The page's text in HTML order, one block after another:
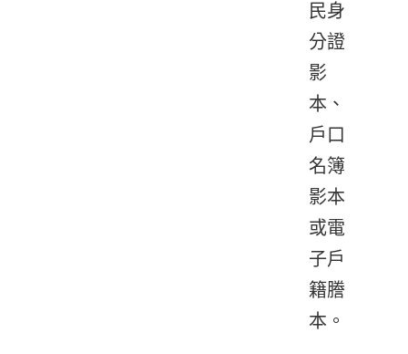
民身
分證
影
本、
戶口
名簿
影本
或電
子戶
籍謄
本。